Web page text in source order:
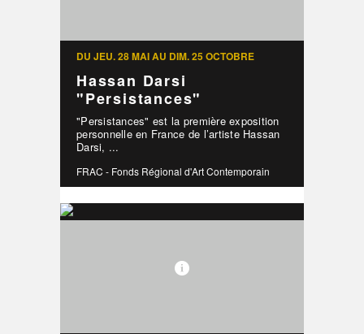
DU JEU. 28 MAI AU DIM. 25 OCTOBRE
Hassan Darsi
"Persistances"
"Persistances" est la première exposition
personnelle en France de l’artiste Hassan
Darsi, ...
FRAC - Fonds Régional d'Art Contemporain